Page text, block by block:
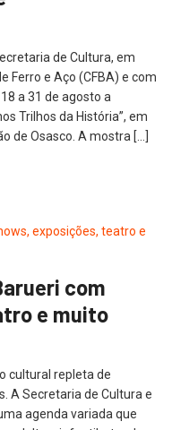
de Cultura, em
Ferro e Aço (CFBA) e com
a 31 de agosto a
Trilhos da História”, em
de Osasco. A mostra […]
com
e muito
cultural repleta de
A Secretaria de Cultura e
agenda variada que